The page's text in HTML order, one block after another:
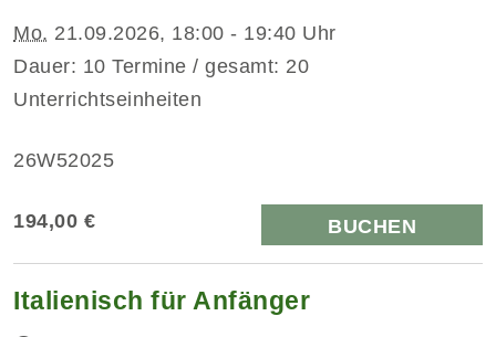
Mo. 21.09.2026, 18:00 - 19:40 Uhr
Dauer: 10 Termine / gesamt: 20
Unterrichtseinheiten
26W52025
194,00 € BUCHEN
Italienisch für Anfänger